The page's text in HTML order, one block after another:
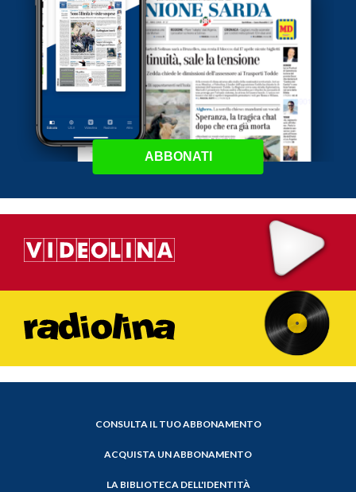
ABBONATI
CONSULTA IL TUO ABBONAMENTO
ACQUISTA UN ABBONAMENTO
LA BIBLIOTECA DELL'IDENTITÀ